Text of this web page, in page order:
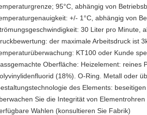
95°C, abhängig von
+/- 1°C, abhängig von
30 Liter pro Minute,
der maximale Arbeitsdruck ist
KT100 oder Kunde
Oberfläche: Heizelement: reines
(18%). O-Ring. Metall oder
des Elements:
Sie die Integrität von Elementrohren
Wahlen (konsultieren Sie Fabrik)